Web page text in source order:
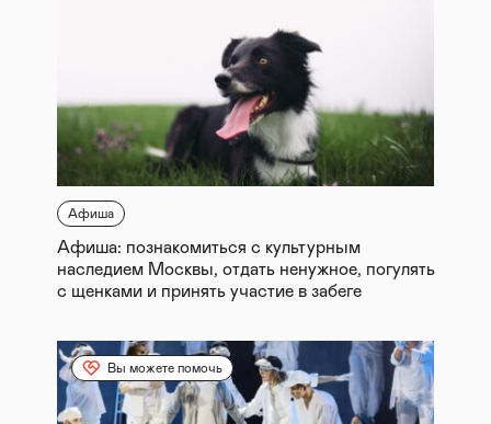
Афиша
Афиша: познакомиться с культурным
наследием Москвы, отдать ненужное, погулять
с щенками и принять участие в забеге
Вы можете помочь